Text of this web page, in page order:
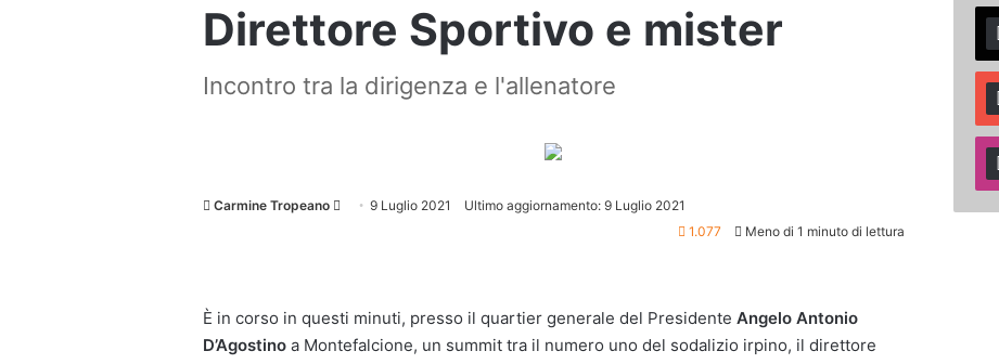
Direttore Sportivo e mister
Incontro tra la dirigenza e l'allenatore
Carmine Tropeano
Invia 9 Luglio 2021
Ultimo aggiornamento: 9 Luglio 2021
1.077
Meno di 1 minuto di lettura
È in corso in questi minuti, presso il quartier generale del Presidente Angelo Antonio
D’Agostino a Montefalcione, un summit tra il numero uno del sodalizio irpino, il direttore